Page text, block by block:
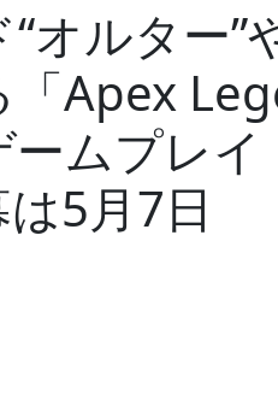
オルター”
Apex
ムプレ
5月7日